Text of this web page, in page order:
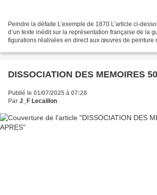
Peindre la défaite L’exemple de 1870 L’article ci-
d’un texte inédit sur la représentation française de la
figurations réalisées en direct aux œuvres de peinture
DISSOCIATION DES MEMOIRES
Publié le 01/07/2025 à 07:28
Par J_F Lecaillon